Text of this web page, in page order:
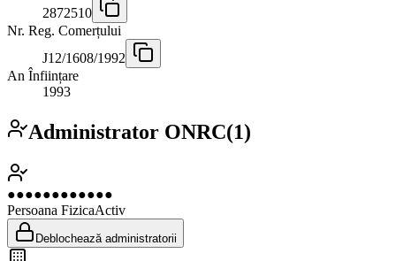
2872510
Nr. Reg. Comerțului
J12/1608/1992
An Înființare
1993
Administrator ONRC(1)
●●●●●●●●●●●●
Persoana FizicaActiv
Deblochează administratorii